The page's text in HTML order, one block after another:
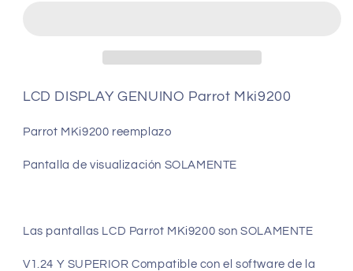
LCD DISPLAY GENUINO Parrot Mki9200
Parrot MKi9200 reemplazo
Pantalla de visualización SOLAMENTE
Las pantallas LCD Parrot MKi9200 son SOLAMENTE
V1.24 Y SUPERIOR Compatible con el software de la